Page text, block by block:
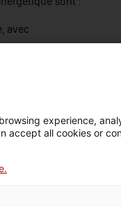
avec
thermiques
modernisation
par des
toitures
catalane du
un système de
experience,
accept all cookies or